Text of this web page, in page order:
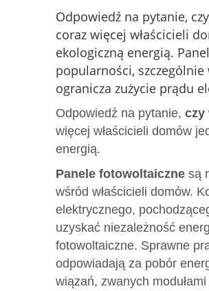
Odpowiedź na pytanie,
coraz więcej właścicieli
ekologiczną energią.
popularności,
ogranicza zużycie prądu
Odpowiedź na pytanie, czy
więcej właścicieli domów
energią.
Panele fotowoltaiczne są
wśród właścicieli domów.
elektrycznego,
uzyskać niezależność
fotowoltaiczne. Sprawne
odpowiadają za pobór
wiązań, zwanych